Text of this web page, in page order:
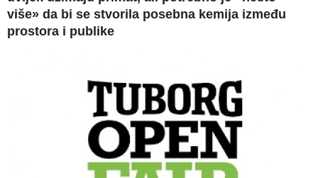
više» da bi se stvorila posebna kemija između
prostora i publike